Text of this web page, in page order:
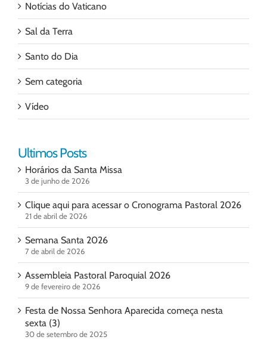
Notícias do Vaticano
Sal da Terra
Santo do Dia
Sem categoria
Vídeo
Ultimos Posts
Horários da Santa Missa
3 de junho de 2026
Clique aqui para acessar o Cronograma Pastoral 2026
21 de abril de 2026
Semana Santa 2026
7 de abril de 2026
Assembleia Pastoral Paroquial 2026
9 de fevereiro de 2026
Festa de Nossa Senhora Aparecida começa nesta
sexta (3)
30 de setembro de 2025